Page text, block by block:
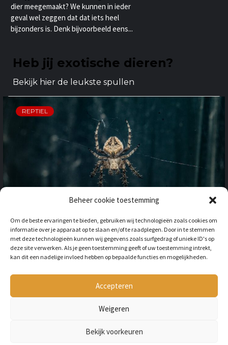
Beheer cookie toestemming
Om de beste ervaringen te bieden, gebruiken wij technologieën zoals cookies om
informatie over je apparaat op te slaan en/of te raadplegen. Door in te stemmen
met deze technologieën kunnen wij gegevens zoals surfgedrag of unieke ID's op
deze site verwerken. Als je geen toestemming geeft of uw toestemming intrekt,
kan dit een nadelige invloed hebben op bepaalde functies en mogelijkheden.
Accepteren
Weigeren
Bekijk voorkeuren
dier meegemaakt? We kunnen in ieder
geval wel zeggen dat dat iets heel
bijzonders is. Denk bijvoorbeeld eens...
Heb jij exotische dieren?
Bekijk hier de leukste spullen
REPTIEL
BUITENLAND: HOE HOUD JE
REKENING MET
ONGEWENSTE DIEREN?
BY LILIAN 3 JAAR AGO
Als je op vakantie gaat naar het
buitenland, is niet alleen het cultuur en
de temperatuur anders, ook kan het zijn
dat er verschillende dieren...